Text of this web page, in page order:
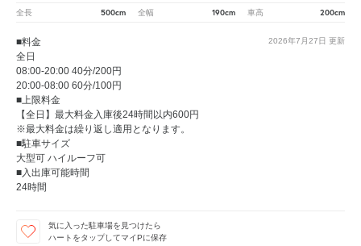
全長 500cm 全幅 190cm 車高 200cm
2026年7月27日 更新
■料金
全日
08:00-20:00 40分/200円
20:00-08:00 60分/100円
■上限料金
【全日】最大料金入庫後24時間以内600円
※最大料金は繰り返し適用となります。
■駐車サイズ
大型可 ハイルーフ可
■入出庫可能時間
24時間
気に入った駐車場を見つけたら
ハートをタップしてマイPに保存